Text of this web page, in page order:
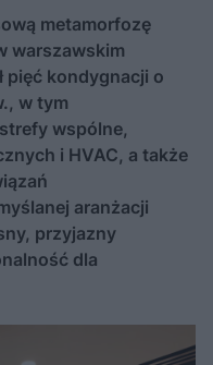
metamorfozę
warszawskim
pięć kondygnacji o
w tym
wspólne,
i HVAC, a także
aranżacji
przyjazny
dla